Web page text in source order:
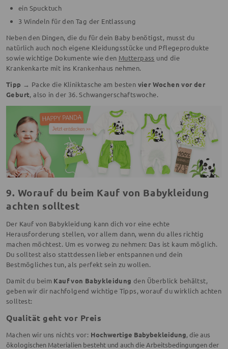
ein Spucktuch
3 Windeln für den Tag der Entlassung
Neben den Dingen, die du für dein Baby benötigst, musst du
natürlich auch noch eigene Kleidungsstücke und Pflegeprodukte
sowie wichtige Dokumente wie den Mutterpass und die
Krankenkarte mit ins Krankenhaus nehmen.
Tipp → Packe die Kliniktasche am besten vier Wochen vor der
Geburt, also in der 36. Schwangerschaftswoche.
9. Worauf du beim Kauf von Babykleidung
achten solltest
Der Kauf von Babykleidung kann dich vor eine echte
Herausforderung stellen, vor allem dann, wenn du alles richtig
machen möchtest. Um es vorweg zu nehmen: Das ist kaum möglich.
Du solltest also stattdessen lieber entspannen und dein
Bestmögliches tun, als perfekt sein zu wollen.
Damit du beim Kauf von Babykleidung den Überblick behältst,
geben wir dir nachfolgend wichtige Tipps, worauf du wirklich achten
solltest:
Qualität geht vor Preis
Machen wir uns nichts vor: Hochwertige Babybekleidung, die aus
ökologischen Materialien besteht und auch die Arbeitsbedingungen der